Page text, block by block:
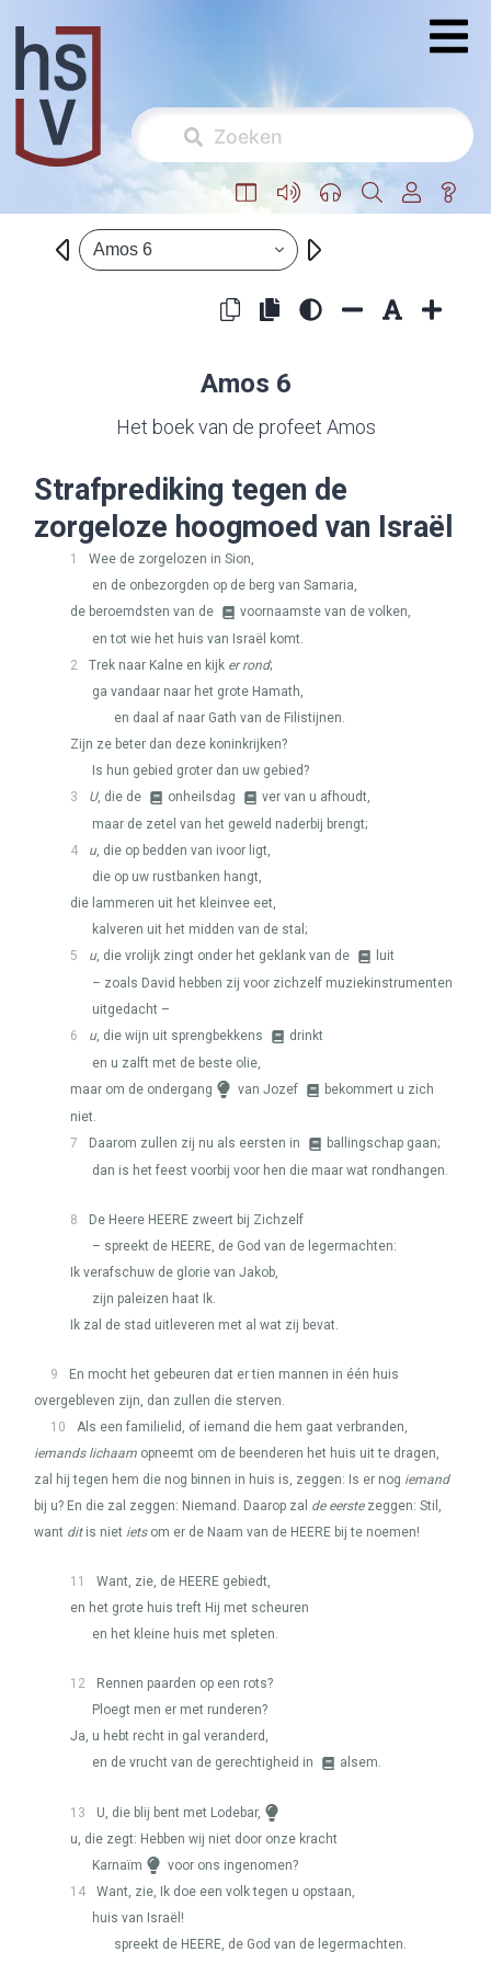
Amos 6
Amos 6
Het boek van de profeet Amos
Strafprediking tegen de
zorgeloze hoogmoed van Israël
1
Wee de zorgelozen in Sion,
en de onbezorgden op de berg van Samaria,
de beroemdsten van de
voornaamste van de volken,
en tot wie het huis van Israël komt.
2
Trek naar Kalne en kijk er rond;
ga vandaar naar het grote Hamath,
en daal af naar Gath van de Filistijnen.
Zijn ze beter dan deze koninkrijken?
Is hun gebied groter dan uw gebied?
3
U, die de onheilsdag
ver van u afhoudt,
maar de zetel van het geweld naderbij brengt;
4
u, die op bedden van ivoor ligt,
die op uw rustbanken hangt,
die lammeren uit het kleinvee eet,
kalveren uit het midden van de stal;
5
u, die vrolijk zingt onder het geklank van de
luit
– zoals David hebben zij voor zichzelf muziekinstrumenten
uitgedacht –
6
u, die wijn uit sprengbekkens
drinkt
en u zalft met de beste olie,
maar om de ondergang
van Jozef
bekommert u zich
niet.
7
Daarom zullen zij nu als eersten in
ballingschap gaan;
dan is het feest voorbij voor hen die maar wat rondhangen.
8 De Heere HEERE zweert bij Zichzelf
– spreekt de HEERE, de God van de legermachten:
Ik verafschuw de glorie van Jakob,
zijn paleizen haat Ik.
Ik zal de stad uitleveren met al wat zij bevat.
9
En mocht het gebeuren dat er tien mannen in één huis
overgebleven zijn, dan zullen die sterven.
10
Als een familielid, of iemand die hem gaat verbranden,
iemands lichaam opneemt om de beenderen het huis uit te dragen,
zal hij tegen hem die nog binnen in huis is, zeggen: Is er nog iemand
bij u? En die zal zeggen: Niemand. Daarop zal de eerstezeggen: Stil,
want ditis niet ietsom er de Naam van de HEERE bij te noemen!
11 Want, zie, de HEERE gebiedt,
en het grote huis treft Hij met scheuren
en het kleine huis met spleten.
12
Rennen paarden op een rots?
Ploegt men er met runderen?
Ja, u hebt recht in gal veranderd,
en de vrucht van de gerechtigheid in
alsem.
13
U, die blij bent met Lodebar,
u, die zegt: Hebben wij niet door onze kracht
Karnaïm
voor ons ingenomen?
14
Want, zie, Ik doe een volk tegen u opstaan,
huis van Israël!
spreekt de HEERE, de God van de legermachten.